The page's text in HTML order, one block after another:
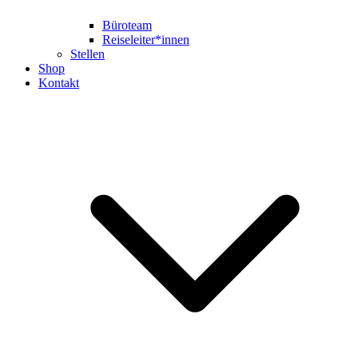
Büroteam
Reiseleiter*innen
Stellen
Shop
Kontakt